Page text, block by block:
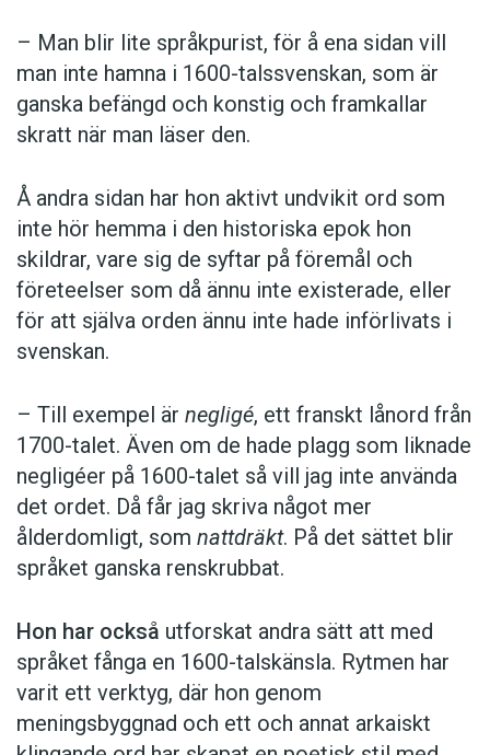
Marlon James
Yrke: författare och lärare i kreativt skrivande.
Bibliografi:John Crow’s devil(2005),The book of
night women
(2009).
Aktuell med:
Niclas Hval. (Albert Bonniers förlag).
– Man blir lite språkpurist, för å ena sidan vill
man inte hamna i 1600-talssvenskan, som är
ganska befängd och konstig och framkallar
skratt när man läser den.
Å andra sidan har hon aktivt undvikit ord som
inte hör hemma i den historiska epok hon
skildrar, vare sig de syftar på föremål och
företeelser som då ännu inte existerade, eller
för att själva orden ännu inte hade införlivats i
svenskan.
– Till exempel är negligé, ett franskt lånord från
1700-talet. Även om de hade plagg som liknade
negligéer på 1600-talet så vill jag inte använda
det ordet. Då får jag skriva något mer
ålderdomligt, som nattdräkt. På det sättet blir
språket ganska renskrubbat.
Hon har också utforskat andra sätt att med
språket fånga en 1600-talskänsla. Rytmen har
varit ett verktyg, där hon genom
meningsbyggnad och ett och annat arkaiskt